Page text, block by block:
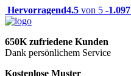
Hervorragend4.5 von 5 -1.097
650K zufriedene Kunden
Dank persönlichem Service
Kostenlose Muster